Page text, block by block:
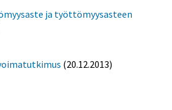
ja työttömyysasteen
(20.12.2013)